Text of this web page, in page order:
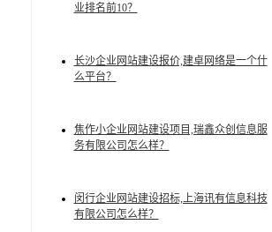
业排名前10？
长沙企业网站建设报价,建卓网络是一个什
么平台？
焦作小企业网站建设项目,瑞鑫众创信息服
务有限公司怎么样？
闵行企业网站建设招标,上海讯有信息科技
有限公司怎么样？